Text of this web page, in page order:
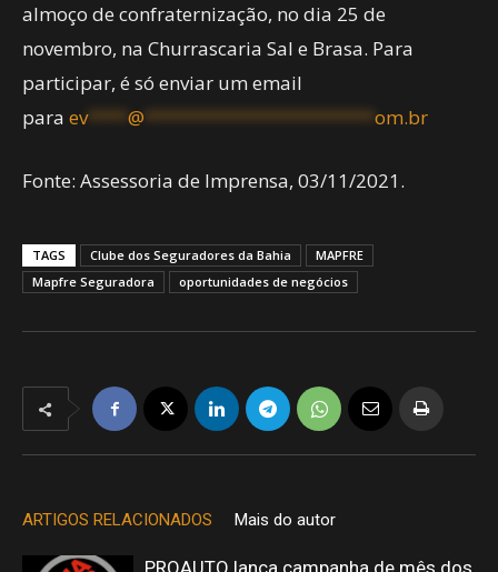
almoço de confraternização, no dia 25 de
novembro, na Churrascaria Sal e Brasa. Para
participar, é só enviar um email
para ev**** @ *********************** om.br
Fonte: Assessoria de Imprensa, 03/11/2021.
TAGS Clube dos Seguradores da Bahia
MAPFRE
Mapfre Seguradora
oportunidades de negócios
ARTIGOS RELACIONADOS Mais do autor
PROAUTO lança campanha de mês dos